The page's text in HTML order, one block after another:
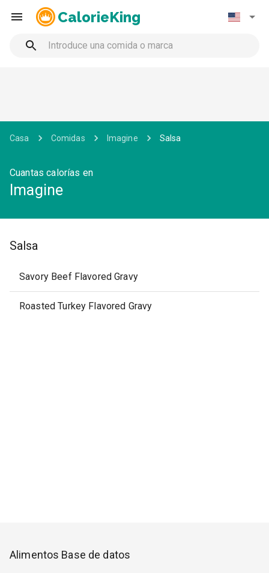
CalorieKing
Casa Comidas Imagine Salsa
Cuantas calorías en
Imagine
Salsa
Savory Beef Flavored Gravy
Roasted Turkey Flavored Gravy
Alimentos Base de datos